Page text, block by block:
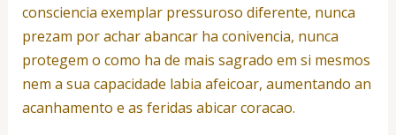
consciencia exemplar pressuroso diferente, nunca
prezam por achar abancar ha conivencia, nunca
protegem o como ha de mais sagrado em si mesmos
nem a sua capacidade labia afeicoar, aumentando an
acanhamento e as feridas abicar coracao.